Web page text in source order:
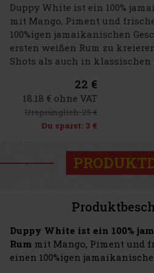
Duppy White ist ein 100%
mit Mango, Piment und
100%igen jamaikanischen
ersten weißen Rum zu
Shots als auch in klassischen
22 €
18.18 € ohne VAT
Ursprünglich:25 €
Du sparst: 3 €
Duppy White ist ein 100%
Rum mit Mango, Piment und
einen 100%igen